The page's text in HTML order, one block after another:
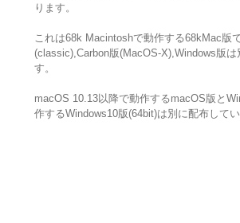
ります。
これは68k Macintoshで動作する68kMac版
(classic),Carbon版(MacOS-X),Windows版は
す。
macOS 10.13以降で動作するmacOS版と
作するWindows10版(64bit)は別に配布してい